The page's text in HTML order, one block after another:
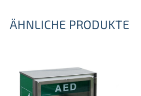
ÄHNLICHE PRODUKTE